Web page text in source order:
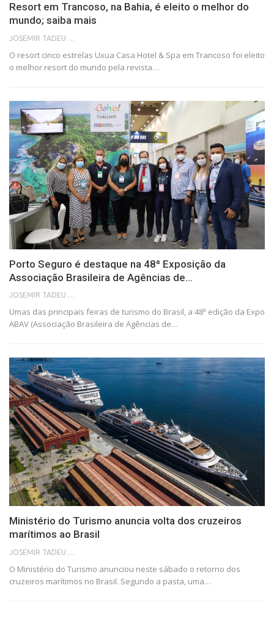
Resort em Trancoso, na Bahia, é eleito o melhor do
mundo; saiba mais
JOSEMIR TADEU FONSECA
O resort cinco estrelas Uxua Casa Hotel & Spa em Trancoso foi eleito
o melhor resort do mundo pela revista…
Porto Seguro é destaque na 48ª Exposição da
Associação Brasileira de Agências de…
JOSEMIR TADEU FONSECA
Umas das principais feiras de turismo do Brasil, a 48ª edição da Expo
ABAV (Associação Brasileira de Agências de…
Ministério do Turismo anuncia volta dos cruzeiros
marítimos ao Brasil
JOSEMIR TADEU FONSECA
O Ministério do Turismo anunciou neste sábado o retorno dos
cruzeiros marítimos no Brasil. Segundo a pasta, uma…